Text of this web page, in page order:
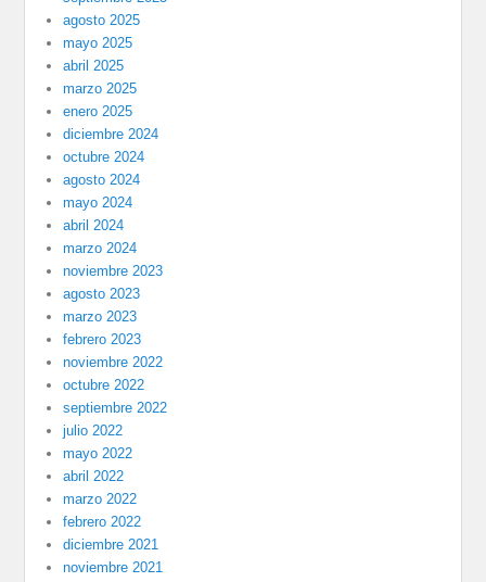
agosto 2025
mayo 2025
abril 2025
marzo 2025
enero 2025
diciembre 2024
octubre 2024
agosto 2024
mayo 2024
abril 2024
marzo 2024
noviembre 2023
agosto 2023
marzo 2023
febrero 2023
noviembre 2022
octubre 2022
septiembre 2022
julio 2022
mayo 2022
abril 2022
marzo 2022
febrero 2022
diciembre 2021
noviembre 2021